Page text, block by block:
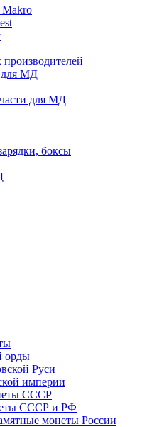
для МД
для МД
боксы
орды
Руси
империи
СССР
СССР и РФ
монеты России